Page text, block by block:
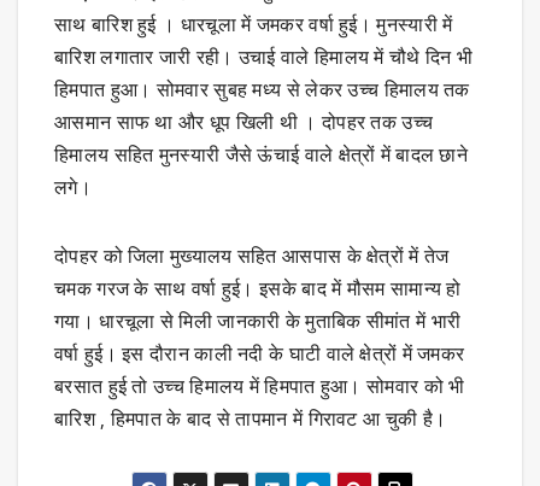
साथ बारिश हुई । धारचूला में जमकर वर्षा हुई। मुनस्यारी में
बारिश लगातार जारी रही। उचाई वाले हिमालय में चौथे दिन भी
हिमपात हुआ। सोमवार सुबह मध्य से लेकर उच्च हिमालय तक
आसमान साफ था और धूप खिली थी । दोपहर तक उच्च
हिमालय सहित मुनस्यारी जैसे ऊंचाई वाले क्षेत्रों में बादल छाने
लगे।
दोपहर को जिला मुख्यालय सहित आसपास के क्षेत्रों में तेज
चमक गरज के साथ वर्षा हुई। इसके बाद में मौसम सामान्य हो
गया। धारचूला से मिली जानकारी के मुताबिक सीमांत में भारी
वर्षा हुई। इस दौरान काली नदी के घाटी वाले क्षेत्रों में जमकर
बरसात हुई तो उच्च हिमालय में हिमपात हुआ। सोमवार को भी
बारिश , हिमपात के बाद से तापमान में गिरावट आ चुकी है।